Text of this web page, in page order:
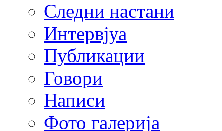
Следни настани
Интервјуа
Публикации
Говори
Написи
Фото галерија